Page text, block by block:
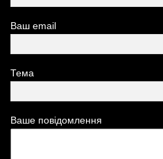
Ваш email
Тема
Ваше повідомлення